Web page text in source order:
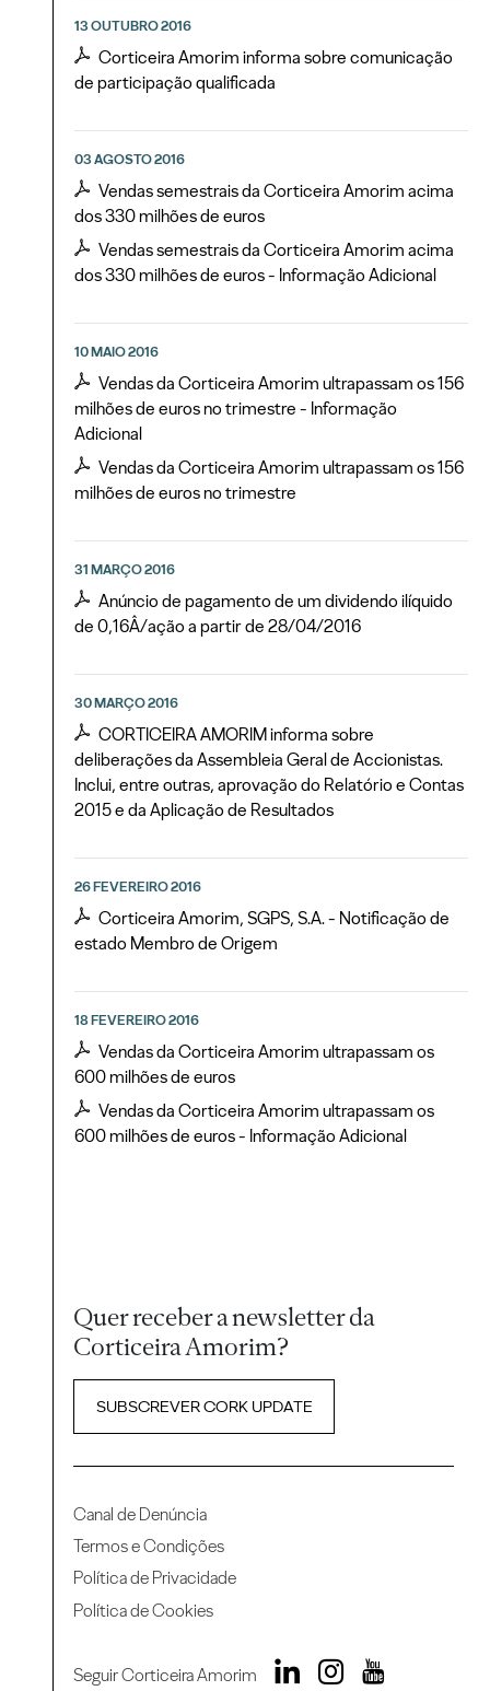
13 OUTUBRO 2016
Corticeira Amorim informa sobre comunicação
de participação qualificada
03 AGOSTO 2016
Vendas semestrais da Corticeira Amorim acima
dos 330 milhões de euros
Vendas semestrais da Corticeira Amorim acima
dos 330 milhões de euros - Informação Adicional
10 MAIO 2016
Vendas da Corticeira Amorim ultrapassam os 156
milhões de euros no trimestre - Informação
Adicional
Vendas da Corticeira Amorim ultrapassam os 156
milhões de euros no trimestre
31 MARÇO 2016
Anúncio de pagamento de um dividendo ilíquido
de 0,16Â/ação a partir de 28/04/2016
30 MARÇO 2016
CORTICEIRA AMORIM informa sobre
deliberações da Assembleia Geral de Accionistas.
Inclui, entre outras, aprovação do Relatório e Contas
2015 e da Aplicação de Resultados
26 FEVEREIRO 2016
Corticeira Amorim, SGPS, S.A. - Notificação de
estado Membro de Origem
18 FEVEREIRO 2016
Vendas da Corticeira Amorim ultrapassam os
600 milhões de euros
Vendas da Corticeira Amorim ultrapassam os
600 milhões de euros - Informação Adicional
Quer receber a newsletter da
Corticeira Amorim?
SUBSCREVER CORK UPDATE
Canal de Denúncia
Termos e Condições
Política de Privacidade
Política de Cookies
Seguir Corticeira Amorim